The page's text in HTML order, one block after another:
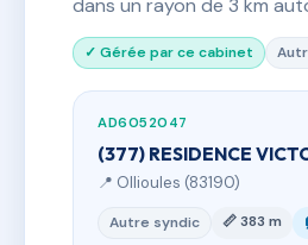
dans un rayon de 3 km
✓ Gérée par ce cabinet
AD6052047
(377) RESIDENCE
📍 Ollioules (83190)
Autre syndic 📏 383 m